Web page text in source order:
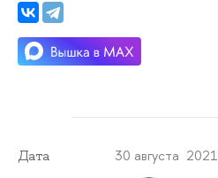
Дата 30 августа 2021